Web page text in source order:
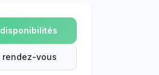
rendez-vous